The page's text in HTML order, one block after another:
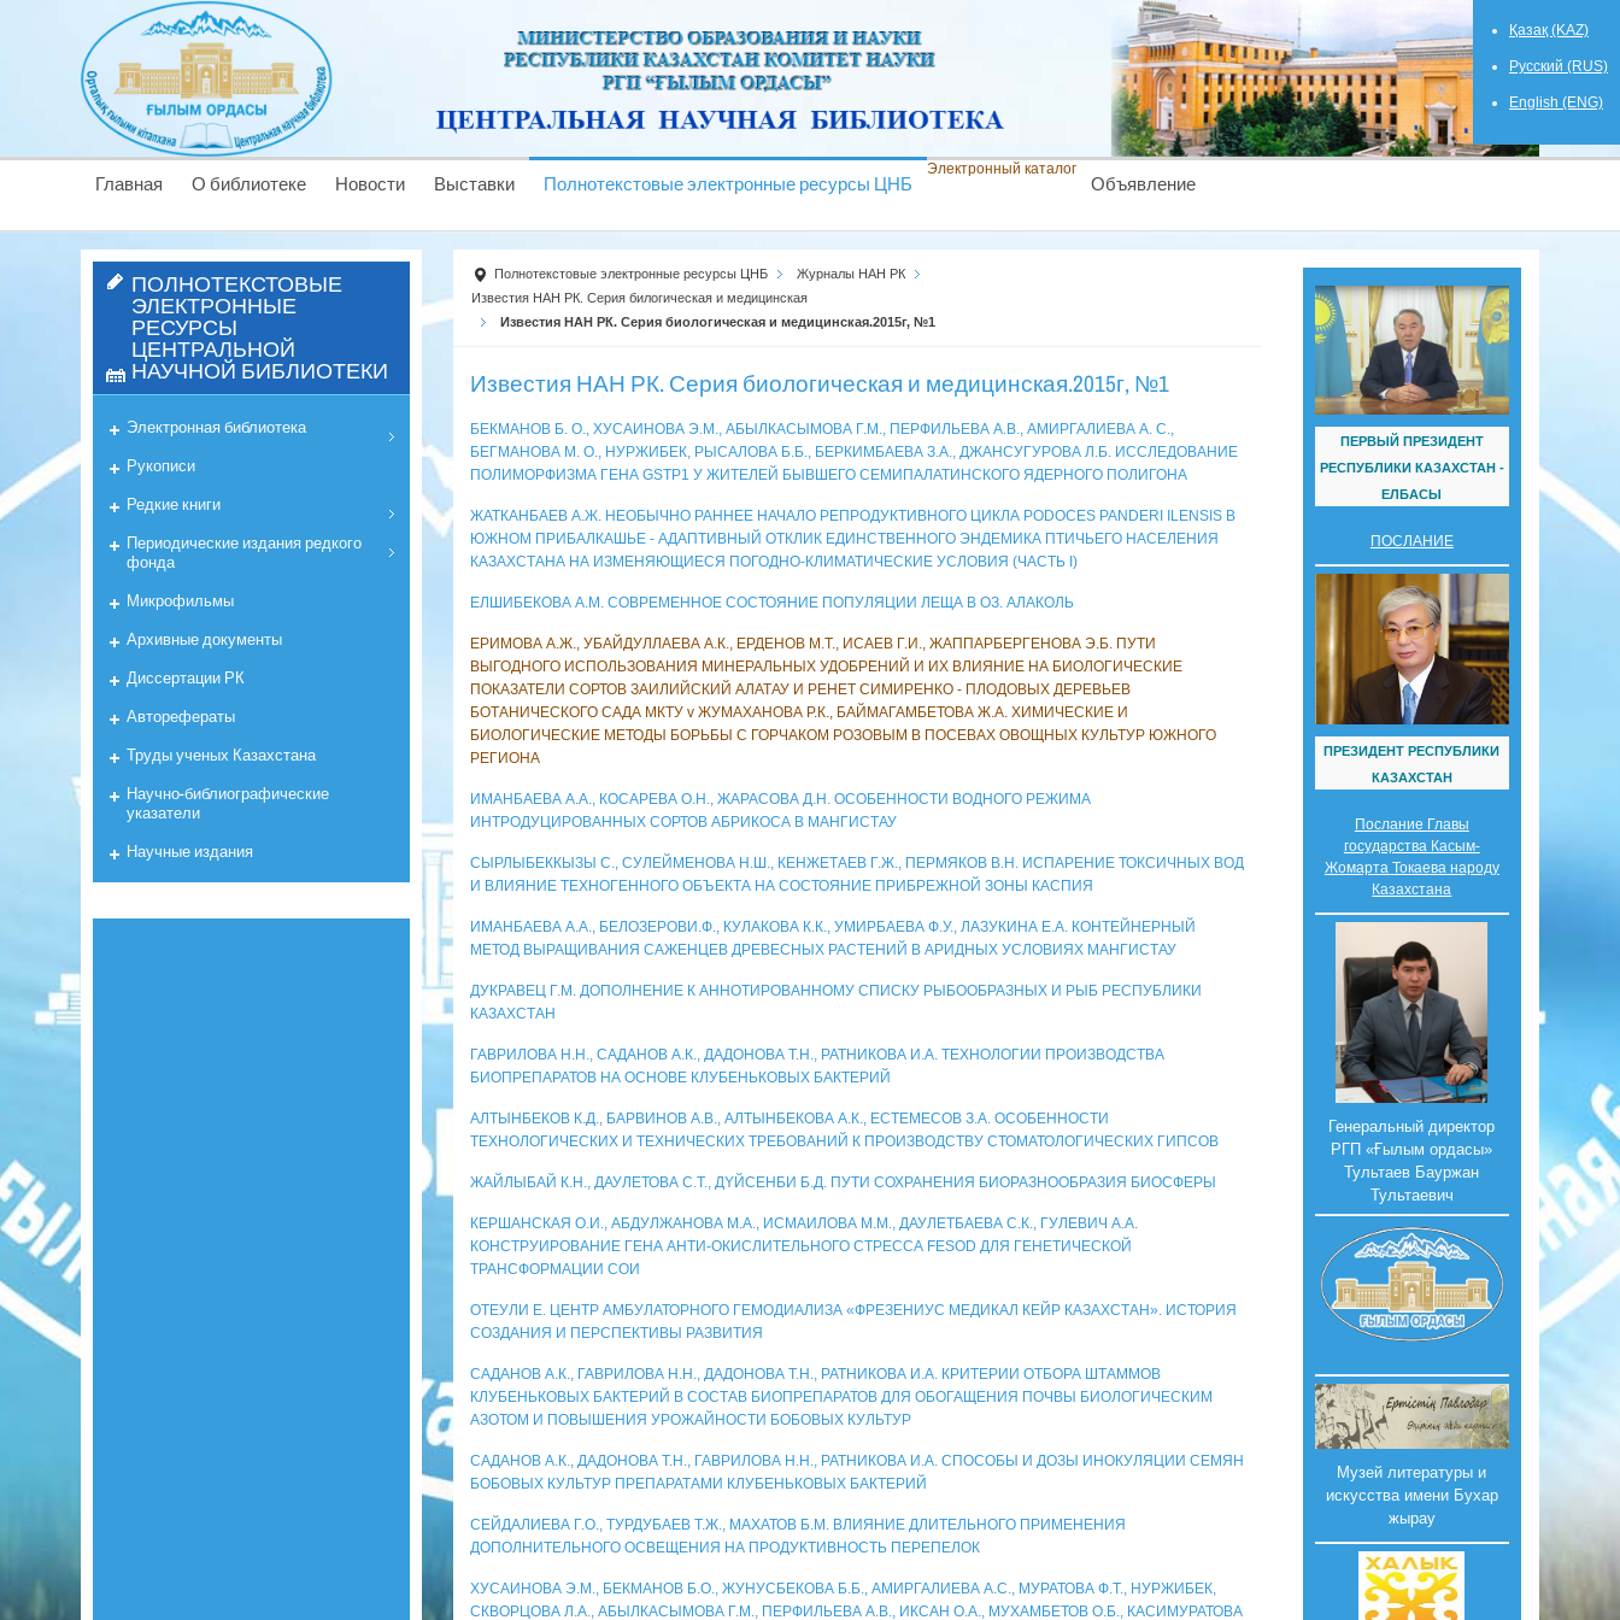
Қазақ (KAZ)
Русский (RUS)
English (ENG)
Главная О библиотеке Новости Выставки Полнотекстовые электронные ресурсы ЦНБ
Электронный каталог
Объявление
Полнотекстовые электронные ресурсы ЦНБ
Журналы НАН РК
Известия НАН РК. Серия билогическая и медицинская
Известия НАН РК. Серия биологическая и медицинская.2015г, №1
Известия НАН РК. Серия биологическая и медицинская.2015г, №1
БЕКМАНОВ Б. О., ХУСАИНОВА Э.М., АБЫЛКАСЫМОВА Г.М., ПЕРФИЛЬЕВА А.В., АМИРГАЛИЕВА А. С.,
БЕГМАНОВА М. О., НУРЖИБЕК, РЫСАЛОВА Б.Б., БЕРКИМБАЕВА З.А., ДЖАНСУГУРОВА Л.Б. ИССЛЕДОВАНИЕ
ПОЛИМОРФИЗМА ГЕНА GSTP1 У ЖИТЕЛЕЙ БЫВШЕГО СЕМИПАЛАТИНСКОГО ЯДЕРНОГО ПОЛИГОНА
ЖАТКАНБАЕВ А.Ж. НЕОБЫЧНО РАННЕЕ НАЧАЛО РЕПРОДУКТИВНОГО ЦИКЛА PODOCES PANDERI ILENSIS В
ЮЖНОМ ПРИБАЛКАШЬЕ - АДАПТИВНЫЙ ОТКЛИК ЕДИНСТВЕННОГО ЭНДЕМИКА ПТИЧЬЕГО НАСЕЛЕНИЯ
КАЗАХСТАНА НА ИЗМЕНЯЮЩИЕСЯ ПОГОДНО-КЛИМАТИЧЕСКИЕ УСЛОВИЯ (ЧАСТЬ I)
ЕЛШИБЕКОВА А.М. СОВРЕМЕННОЕ СОСТОЯНИЕ ПОПУЛЯЦИИ ЛЕЩА В ОЗ. АЛАКОЛЬ
ЕРИМОВА А.Ж., УБАЙДУЛЛАЕВА А.К., ЕРДЕНОВ М.Т., ИСАЕВ Г.И., ЖАППАРБЕРГЕНОВА Э.Б. ПУТИ
ВЫГОДНОГО ИСПОЛЬЗОВАНИЯ МИНЕРАЛЬНЫХ УДОБРЕНИЙ И ИХ ВЛИЯНИЕ НА БИОЛОГИЧЕСКИЕ
ПОКАЗАТЕЛИ СОРТОВ ЗАИЛИЙСКИЙ АЛАТАУ И РЕНЕТ СИМИРЕНКО - ПЛОДОВЫХ ДЕРЕВЬЕВ
БОТАНИЧЕСКОГО САДА МКТУ v ЖУМАХАНОВА Р.К., БАЙМАГАМБЕТОВА Ж.А. ХИМИЧЕСКИЕ И
БИОЛОГИЧЕСКИЕ МЕТОДЫ БОРЬБЫ С ГОРЧАКОМ РОЗОВЫМ В ПОСЕВАХ ОВОЩНЫХ КУЛЬТУР ЮЖНОГО
РЕГИОНА
ИМАНБАЕВА А.А., КОСАРЕВА О.Н., ЖАРАСОВА Д.Н. ОСОБЕННОСТИ ВОДНОГО РЕЖИМА
ИНТРОДУЦИРОВАННЫХ СОРТОВ АБРИКОСА В МАНГИСТАУ
СЫРЛЫБЕККЫЗЫ С., СУЛЕЙМЕНОВА Н.Ш., КЕНЖЕТАЕВ Г.Ж., ПЕРМЯКОВ В.Н. ИСПАРЕНИЕ ТОКСИЧНЫХ ВОД
И ВЛИЯНИЕ ТЕХНОГЕННОГО ОБЪЕКТА НА СОСТОЯНИЕ ПРИБРЕЖНОЙ ЗОНЫ КАСПИЯ
ИМАНБАЕВА А.А., БЕЛОЗЕРОВИ.Ф., КУЛАКОВА К.К., УМИРБАЕВА Ф.У., ЛАЗУКИНА Е.А. КОНТЕЙНЕРНЫЙ
МЕТОД ВЫРАЩИВАНИЯ САЖЕНЦЕВ ДРЕВЕСНЫХ РАСТЕНИЙ В АРИДНЫХ УСЛОВИЯХ МАНГИСТАУ
ДУКРАВЕЦ Г.М. ДОПОЛНЕНИЕ К АННОТИРОВАННОМУ СПИСКУ РЫБООБРАЗНЫХ И РЫБ РЕСПУБЛИКИ
КАЗАХСТАН
ГАВРИЛОВА Н.Н., САДАНОВ А.К., ДАДОНОВА Т.Н., РАТНИКОВА И.А. ТЕХНОЛОГИИ ПРОИЗВОДСТВА
БИОПРЕПАРАТОВ НА ОСНОВЕ КЛУБЕНЬКОВЫХ БАКТЕРИЙ
АЛТЫНБЕКОВ К.Д., БАРВИНОВ А.В., АЛТЫНБЕКОВА А.К., ЕСТЕМЕСОВ З.А. ОСОБЕННОСТИ
ТЕХНОЛОГИЧЕСКИХ И ТЕХНИЧЕСКИХ ТРЕБОВАНИЙ К ПРОИЗВОДСТВУ СТОМАТОЛОГИЧЕСКИХ ГИПСОВ
ЖАЙЛЫБАЙ К.Н., ДАУЛЕТОВА С.Т., ДYЙСЕНБИ Б.Д. ПУТИ СОХРАНЕНИЯ БИОРАЗНООБРАЗИЯ БИОСФЕРЫ
КЕРШАНСКАЯ О.И., АБДУЛЖАНОВА М.А., ИСМАИЛОВА М.М., ДАУЛЕТБАЕВА С.К., ГУЛЕВИЧ А.А.
КОНСТРУИРОВАНИЕ ГЕНА АНТИ-ОКИСЛИТЕЛЬНОГО СТРЕССА FESOD ДЛЯ ГЕНЕТИЧЕСКОЙ
ТРАНСФОРМАЦИИ СОИ
ОТЕУЛИ Е. ЦЕНТР АМБУЛАТОРНОГО ГЕМОДИАЛИЗА «ФРЕЗЕНИУС МЕДИКАЛ КЕЙР КАЗАХСТАН». ИСТОРИЯ
СОЗДАНИЯ И ПЕРСПЕКТИВЫ РАЗВИТИЯ
САДАНОВ А.К., ГАВРИЛОВА Н.Н., ДАДОНОВА Т.Н., РАТНИКОВА И.А. КРИТЕРИИ ОТБОРА ШТАММОВ
КЛУБЕНЬКОВЫХ БАКТЕРИЙ В СОСТАВ БИОПРЕПАРАТОВ ДЛЯ ОБОГАЩЕНИЯ ПОЧВЫ БИОЛОГИЧЕСКИМ
АЗОТОМ И ПОВЫШЕНИЯ УРОЖАЙНОСТИ БОБОВЫХ КУЛЬТУР
САДАНОВ А.К., ДАДОНОВА Т.Н., ГАВРИЛОВА Н.Н., РАТНИКОВА И.А. СПОСОБЫ И ДОЗЫ ИНОКУЛЯЦИИ СЕМЯН
БОБОВЫХ КУЛЬТУР ПРЕПАРАТАМИ КЛУБЕНЬКОВЫХ БАКТЕРИЙ
СЕЙДАЛИЕВА Г.О., ТУРДУБАЕВ Т.Ж., МАХАТОВ Б.М. ВЛИЯНИЕ ДЛИТЕЛЬНОГО ПРИМЕНЕНИЯ
ДОПОЛНИТЕЛЬНОГО ОСВЕЩЕНИЯ НА ПРОДУКТИВНОСТЬ ПЕРЕПЕЛОК
ХУСАИНОВА Э.М., БЕКМАНОВ Б.О., ЖУНУСБЕКОВА Б.Б., АМИРГАЛИЕВА А.С., МУРАТОВА Ф.Т., НУРЖИБЕК,
СКВОРЦОВА Л.А., АБЫЛКАСЫМОВА Г.М., ПЕРФИЛЬЕВА А.В., ИКСАН О.А., МУХАМБЕТОВ О.Б., КАСИМУРАТОВА
ПЕРВЫЙ ПРЕЗИДЕНТ
РЕСПУБЛИКИ КАЗАХСТАН -
ЕЛБАСЫ
ПОСЛАНИЕ
ПРЕЗИДЕНТ РЕСПУБЛИКИ
КАЗАХСТАН
Послание Главы
государства Касым-
Жомарта Токаева народу
Казахстана
Генеральный директор
РГП «Ғылым ордасы»
Тультаев Бауржан
Тультаевич
Музей литературы и
искусства имени Бухар
жырау
ПОЛНОТЕКСТОВЫЕ
ЭЛЕКТРОННЫЕ
РЕСУРСЫ
ЦЕНТРАЛЬНОЙ
НАУЧНОЙ БИБЛИОТЕКИ
Электронная библиотека
Рукописи
Редкие книги
Периодические издания редкого
фонда
Микрофильмы
Архивные документы
Диссертации РК
Авторефераты
Труды ученых Казахстана
Научно-библиографические
указатели
Научные издания